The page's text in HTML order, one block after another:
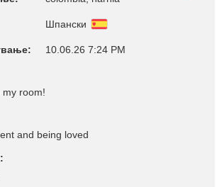
Шпански
10.06.26 7:24 PM
my room!
and being loved